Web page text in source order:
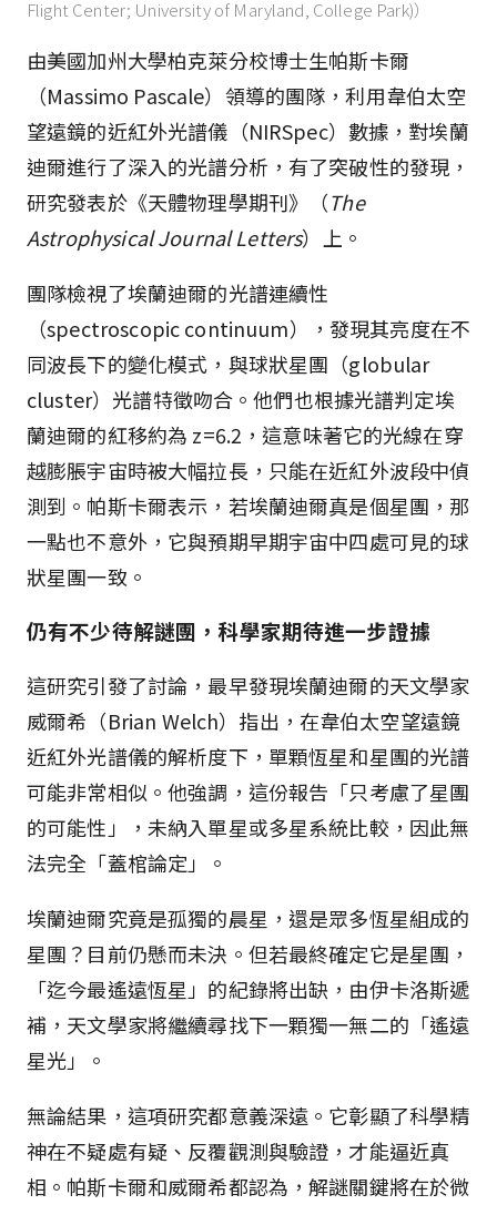
Flight Center; University of Maryland, College Park)）
由美國加州大學柏克萊分校博士生帕斯卡爾
（Massimo Pascale）領導的團隊，利用韋伯太空
望遠鏡的近紅外光譜儀（NIRSpec）數據，對埃蘭
迪爾進行了深入的光譜分析，有了突破性的發現，
研究發表於《天體物理學期刊》（The
Astrophysical Journal Letters）上。
團隊檢視了埃蘭迪爾的光譜連續性
（spectroscopic continuum），發現其亮度在不
同波長下的變化模式，與球狀星團（globular
cluster）光譜特徵吻合。他們也根據光譜判定埃
蘭迪爾的紅移約為 z=6.2，這意味著它的光線在穿
越膨脹宇宙時被大幅拉長，只能在近紅外波段中偵
測到。帕斯卡爾表示，若埃蘭迪爾真是個星團，那
一點也不意外，它與預期早期宇宙中四處可見的球
狀星團一致。
仍有不少待解謎團，科學家期待進一步證據
這研究引發了討論，最早發現埃蘭迪爾的天文學家
威爾希（Brian Welch）指出，在韋伯太空望遠鏡
近紅外光譜儀的解析度下，單顆恆星和星團的光譜
可能非常相似。他強調，這份報告「只考慮了星團
的可能性」，未納入單星或多星系統比較，因此無
法完全「蓋棺論定」。
埃蘭迪爾究竟是孤獨的晨星，還是眾多恆星組成的
星團？目前仍懸而未決。但若最終確定它是星團，
「迄今最遙遠恆星」的紀錄將出缺，由伊卡洛斯遞
補，天文學家將繼續尋找下一顆獨一無二的「遙遠
星光」。
無論結果，這項研究都意義深遠。它彰顯了科學精
神在不疑處有疑、反覆觀測與驗證，才能逼近真
相。帕斯卡爾和威爾希都認為，解謎關鍵將在於微